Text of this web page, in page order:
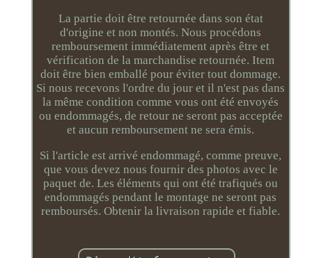
La partie doit être retournée dans son état
d'origine et non montés. Nous procédons
remboursement immédiatement après être et
vérification de la marchandise retournée. Item
doit être bien emballé pour éviter tout dommage.
Si nous recevons l'ordre du jour et il n'est pas dans
la même condition comme vous ont été envoyés
ou endommagés, de retour ne seront pas acceptée
et aucun remboursement ne sera émis.
Si l'article est arrivé endommagé, comme preuve,
que vous devez nous fournir des photos avec le
paquet de. Les éléments qui ont été trafiqués ou
endommagés pendant le montage ne seront pas
remboursés. Obtenir la livraison rapide et fiable.